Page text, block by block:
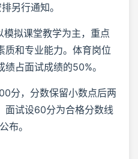
另行通知。
拟课堂教学为主，重点
质和专业能力。体育岗位
占面试成绩的50%。
分，分数保留小数点后两
面试设60分为合格分数线
布。